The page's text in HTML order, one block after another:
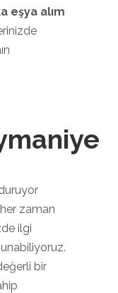
eşya alım
zaman
ilgi
bir